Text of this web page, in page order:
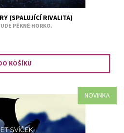
(SPALUJÍCÍ RIVALITA)
PĚKNĚ HORKO.
NOVINKA
nebeský parfém. Andarna -
a santalové dřevo. Sgaeyl -
a lipový med.